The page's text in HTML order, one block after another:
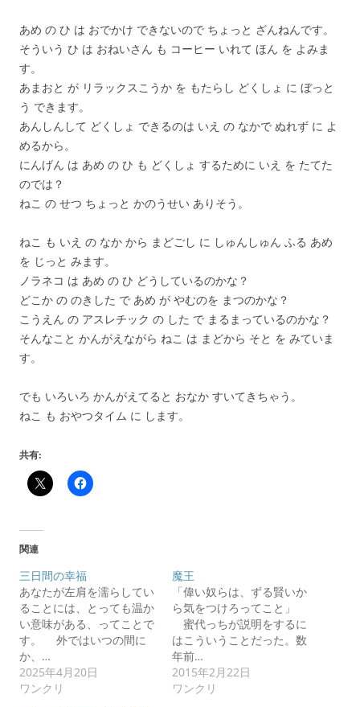
あめ の ひ は おでかけ できないので ちょっと ざんねんです。
そういう ひ は おねいさん も コーヒー いれて ほん を よみま
す。
あまおと が リラックスこうか を もたらし どくしょ に ぼっと
う できます。
あんしんして どくしょ できるのは いえ の なかで ぬれず に よ
めるから。
にんげん は あめ の ひ も どくしょ するために いえ を たてた
のでは？
ねこ の せつ ちょっと かのうせい ありそう。
ねこ も いえ の なか から まどごし に しゅんしゅん ふる あめ
を じっと みます。
ノラネコ は あめ の ひ どうしているのかな？
どこか の のきした で あめ が やむのを まつのかな？
こうえん の アスレチック の した で まるまっているのかな？
そんなこと かんがえながら ねこ は まどから そと を みていま
す。
でも いろいろ かんがえてると おなか すいてきちゃう。
ねこ も おやつタイム に します。
共有:
関連
三日間の幸福
あなたが左肩を濡らしてい
ることには、とっても温か
い意味がある、ってことで
す。 外ではいつの間に
か、…
2025年4月20日
ワンクリ
魔王
「偉い奴らは、ずる賢いか
ら気をつけろってこと」
蜜代っちが説明をするに
はこういうことだった。数
年前…
2015年2月22日
ワンクリ